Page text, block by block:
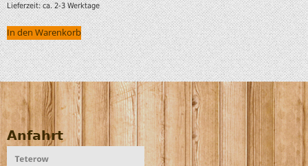
Lieferzeit:ca. 2-3 Werktage
In den Warenkorb
Anfahrt